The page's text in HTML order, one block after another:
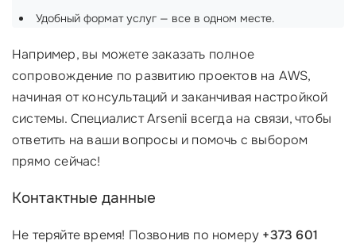
Удобный формат услуг — все в одном месте.
Например, вы можете заказать полное
сопровождение по развитию проектов на AWS,
начиная от консультаций и заканчивая настройкой
системы. Специалист Arsenii всегда на связи, чтобы
ответить на ваши вопросы и помочь с выбором
прямо сейчас!
Контактные данные
Не теряйте время! Позвонив по номеру +373 601